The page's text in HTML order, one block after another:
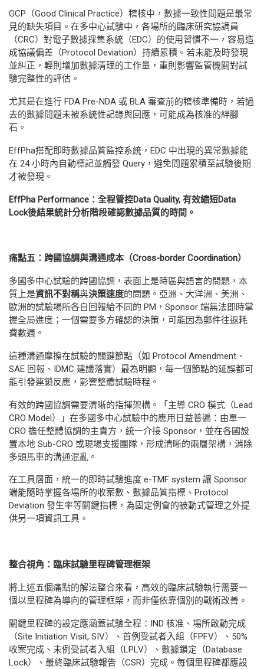
GCP（Good Clinical Practice）稽核中，數據一致性問題是最常
見的缺失項目。在多中心試驗中，各場所的臨床研究協調員
（CRC）對電子數據採集系統（EDC）的使用習慣不一，容易造
成協議偏差（Protocol Deviation）持續累積。若未能及時發現
並糾正，輕則增加數據清理的工作量，重則影響監管機關對試
驗完整性的評估。
尤其是在進行 FDA Pre-NDA 或 BLA 審查前的稽核準備時，若過
去的數據問題未被系統性記錄與回應，可能成為核准的絆腳
石。
EffPha搭配即時數據品質監控系統，EDC 中出現的異常數據能
在 24 小時內自動標記並觸發 Query，避免問題累積至試驗後期
才被發現。
EffPha Performance ：全程管控Data Quality, 有效縮短Data
Lock後結果統計分析階段確認數據品質的時間。
痛點五：跨國協調與溝通成本（Cross-border Coordination）
多國多中心試驗的跨國協調，表面上是時區與語言的問題，本
質上是資訊不對稱與決策速度的問題。亞洲、大洋洲、美洲、
歐洲的試驗場所各自回報給不同的 PM，Sponsor 端無法即時掌
握全局進度；一個需要多方確認的決策，可能因為郵件往返耗
費數週。
這種溝通摩擦在試驗的關鍵節點（如 Protocol Amendment、
SAE 回報、IDMC 建議落實）最為明顯，每一個節點的延誤都可
能引發連鎖反應，影響整體試驗時程。
有效的跨國協調需要清晰的指揮架構。「主導 CRO 模式（Lead
CRO Model）」在多國多中心試驗中的應用日益普遍：由單一
CRO 擔任整體協調的主責方，統一介接 Sponsor，並在各國設
置本地 Sub-CRO 或現場支援團隊，形成清晰的兩層架構，消除
多頭馬車的溝通混亂。
在工具層面，統一的即時試驗進度 e-TMF system 讓 Sponsor
端能隨時掌握各場所的收案數、數據品質指標、Protocol
Deviation 發生率等關鍵指標，為固定例會的被動式管理之外提
供另一項資訊工具。
整合視角：臨床試驗里程碑管理框架
將上述五個痛點的解法整合來看，高效的臨床試驗執行需要一
個以里程碑為導向的管理框架，而非僅依靠個別的戰術改善。
關鍵里程碑的設定應涵蓋試驗全程：IND 核准、場所啟動完成
（Site Initiation Visit, SIV）、首例受試者入組（FPFV）、50%
收案完成、末例受試者入組（LPLV）、數據鎖定（Database
Lock）、最終臨床試驗報告（CSR）完成。每個里程碑都應設